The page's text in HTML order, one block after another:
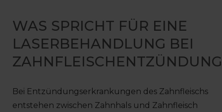
WAS SPRICHT FÜR EINE
LASERBEHANDLUNG BEI
Bei Entzündungserkrankungen des Zahnfleischs
entstehen zwischen Zahnhals und Zahnfleisch